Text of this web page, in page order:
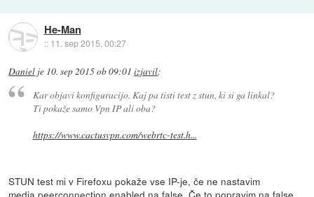
He-Man
:: 11. sep 2015, 00:27
Daniel je 10. sep 2015 ob 09:01 izjavil:
Kar objavi konfiguracijo. Kaj pa tisti test z stun, ki si ga linkal?
Ti pokaže samo Vpn IP ali oba?
https://www.cactusvpn.com/webrtc-test.h...
STUN test mi v Firefoxu pokaže vse IP-je, če ne nastavim